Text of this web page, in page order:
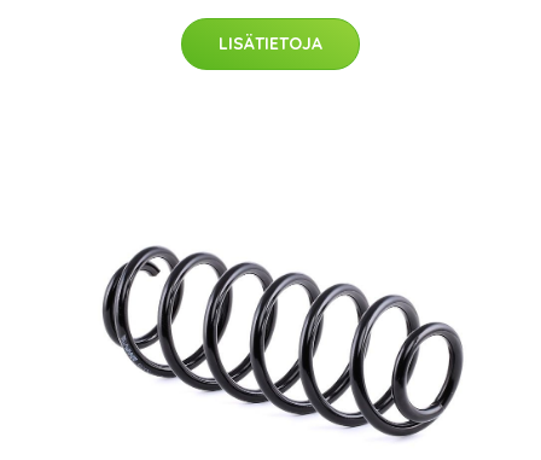
LISÄTIETOJA